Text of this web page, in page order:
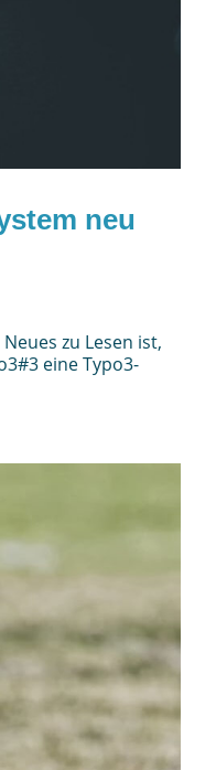
neu
zu Lesen ist,
eine Typo3-